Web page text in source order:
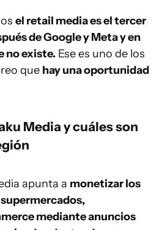
el retail media es el tercer
de Google y Meta y en
no existe. Ese es uno de los
que hay una oportunidad
Media y cuáles son
apunta a monetizar los
mediante anuncios